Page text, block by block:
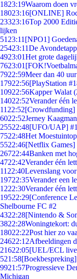
1823:19Waarom doen
18023:16[ONLINE]
23323:16Top 2000
lijken
51 23:11 [NPO1]
25423:11De
4923:01Het grote
7623:01
7922:59Meer dan 40
17922:56[PlayStation
10922:56Kapper Walat
14022:52Verander één
11 22:52[Crowdfunding]
6022:52Jerney
25522:48[UFO/UAP]
7522:48Het
5522:46[Netflix Games]
26722:44Banken met
4722:42Verander één
11 22:40Levenslang
19722:35Verander een
1222:30Verander één
19522:29[Conference
Shelbourne FC #2
4322:28[Nintendo &
3822:28Woningtekort:
18022:22Post hier zo
24622:12Afbeeldingen
21622:05[UEL/ECL
521:58
9921:57Progressieve
Michigan